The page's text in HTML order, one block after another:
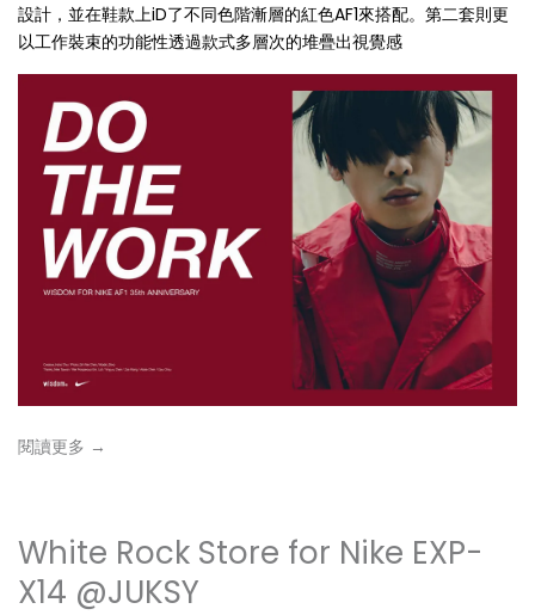
設計，並在鞋款上iD了不同色階漸層的紅色AF1來搭配。第二套則更
以工作裝束的功能性透過款式多層次的堆疊出視覺感
閱讀更多 →
White Rock Store for Nike EXP-
X14 @JUKSY